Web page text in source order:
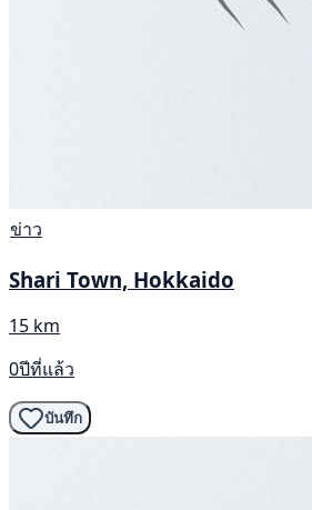
ข่าว
Shari Town, Hokkaido
15 km
0ปีที่แล้ว
บันทึก